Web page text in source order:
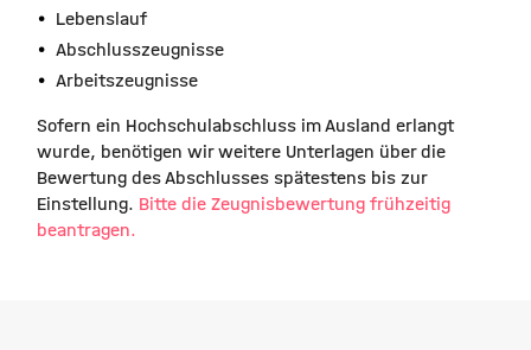
Lebenslauf
Abschlusszeugnisse
Arbeitszeugnisse
Sofern ein Hochschulabschluss im Ausland erlangt
wurde, benötigen wir weitere Unterlagen über die
Bewertung des Abschlusses spätestens bis zur
Einstellung. Bitte die Zeugnisbewertung frühzeitig
beantragen.